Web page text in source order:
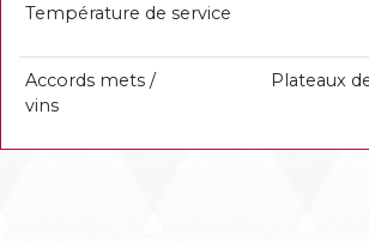
Température de service
Accords mets /
vins
Plateaux